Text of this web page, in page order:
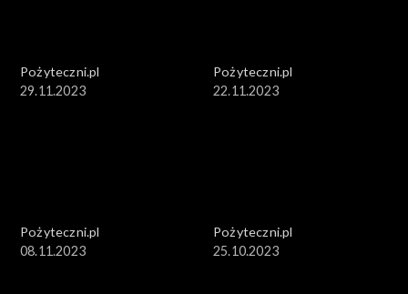
Pożyteczni.pl
29.11.2023
Pożyteczni.pl
22.11.2023
Pożyteczni.pl
08.11.2023
Pożyteczni.pl
25.10.2023